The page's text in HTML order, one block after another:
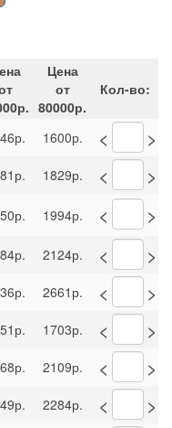
Цена
от
80000р.
Кол-во:
1600р. < >
1829р. < >
1994р. < >
2124р. < >
2661р. < >
1703р. < >
2109р. < >
2284р. < >